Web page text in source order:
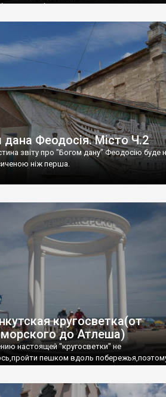
до цього літа.
Феодосія. Місто Ч.2
звіту про "Богом дану" Феодосію буде
ніж перша.
кругосветка(от
до Атлеша)
настоящей "кругосветки" не
пешком вдоль